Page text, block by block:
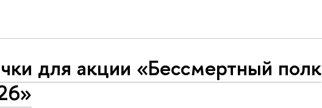
для акции «Бессмертный полк